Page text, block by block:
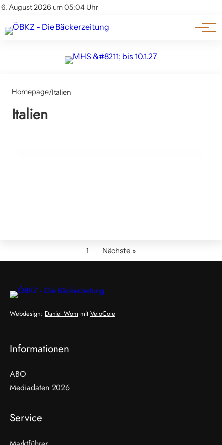
6. August 2026 um 05:04 Uhr
Impressum & Offenlegung
Am Wort
Genuss & Trends
Homepage/Italien
Italien
Sigep 2025: Die Weltmesse für
1 Nächste »
Webdesign: Daniel Wom mit VeloCore
Informationen
ABO
Mediadaten 2026
Service